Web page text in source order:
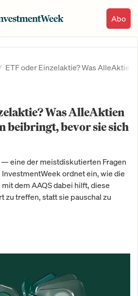
Abo
ETF oder Einzelaktie? Was
Was AlleAktien
beibringt, bevor sie sich
eine der meistdiskutierten Fragen
ordnet ein, wie die
dem AAQS dabei hilft, diese
zu treffen, statt sie pauschal zu